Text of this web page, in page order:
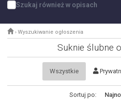
Szukaj również w opisach
› Wyszukiwanie ogłoszenia
Suknie ślubne
Wszystkie
Sortuj po: